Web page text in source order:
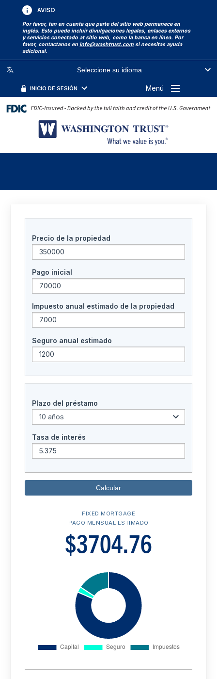
AVISO
Por favor, ten en cuenta que parte del sitio web permanece en
inglés. Esto puede incluir divulgaciones legales, enlaces externos
y servicios conectado at sitio web, como la banca en línea. Por
favor, contactanos eninfo@washtrust.com si necesitas ayuda
adicional.
Seleccione su idioma
INICIO DE SESIÓN Menú
Precio de la propiedad
Pago inicial
Impuesto anual estimado de la propiedad
Seguro anual estimado
Plazo del préstamo
Tasa de interés
Calcular
FIXED MORTGAGE
PAGO MENSUAL ESTIMADO
$3704.76